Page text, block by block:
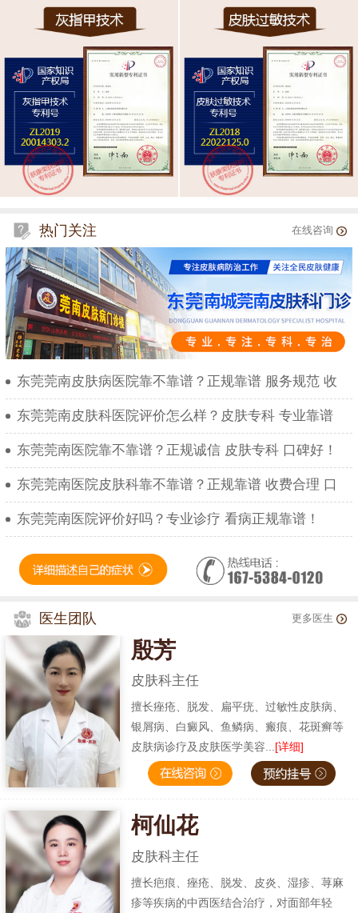
热门关注 在线咨询
东莞莞南皮肤病医院靠不靠谱？正规靠谱 服务规范 收
东莞莞南皮肤科医院评价怎么样？皮肤专科 专业靠谱
东莞莞南医院靠不靠谱？正规诚信 皮肤专科 口碑好！
东莞莞南医院皮肤科靠不靠谱？正规靠谱 收费合理 口
东莞莞南医院评价好吗？专业诊疗 看病正规靠谱！
医生团队 更多医生
殷芳
皮肤科主任
擅长痤疮、脱发、扁平疣、过敏性皮肤病、
银屑病、白癜风、鱼鳞病、瘢痕、花斑癣等
皮肤病诊疗及皮肤医学美容... [详细]
柯仙花
皮肤科主任
擅长疤痕、痤疮、脱发、皮炎、湿疹、荨麻
疹等疾病的中西医结合治疗，对面部年轻